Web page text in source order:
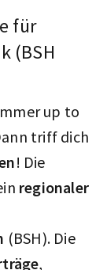
für
(BSH
up to
triff dich
! Die
regionaler
(BSH). Die
,